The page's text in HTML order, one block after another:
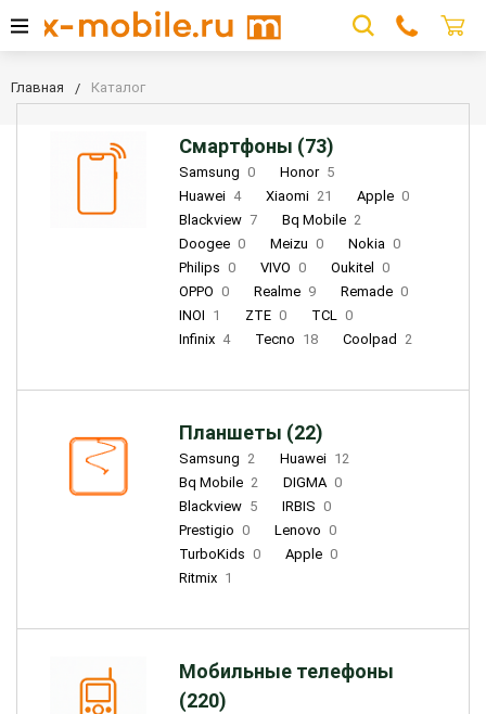
Главная Каталог
Смартфоны (73)
Samsung 0 Honor 5
Huawei 4 Xiaomi 21 Apple 0
Blackview 7 Bq Mobile 2
Doogee 0 Meizu 0 Nokia 0
Philips 0 VIVO 0 Oukitel
0
OPPO 0 Realme 9 Remade 0
INOI 1 ZTE 0 TCL 0
Infinix 4 Tecno 18 Coolpad 2
Планшеты (22)
Samsung 2 Huawei 12
Bq Mobile 2 DIGMA 0
Blackview 5 IRBIS 0
Prestigio 0 Lenovo 0
TurboKids 0 Apple 0
Ritmix 1
Мобильные телефоны
(220)